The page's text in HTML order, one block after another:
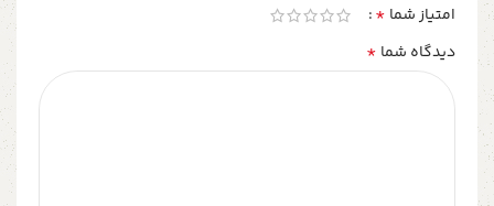
امتیاز شما *
دیدگاه شما *